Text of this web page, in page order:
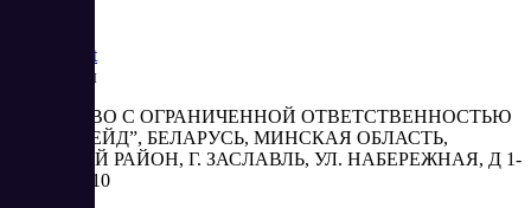
Market
Реквизиты
ОБЩЕСТВО С ОГРАНИЧЕННОЙ ОТВЕТСТВЕННОСТЬЮ
“АБЕСТРЕЙД”, БЕЛАРУСЬ, МИНСКАЯ ОБЛАСТЬ,
МИНСКИЙ РАЙОН, Г. ЗАСЛАВЛЬ, УЛ. НАБЕРЕЖНАЯ, Д 1-
2, КОМ. 310